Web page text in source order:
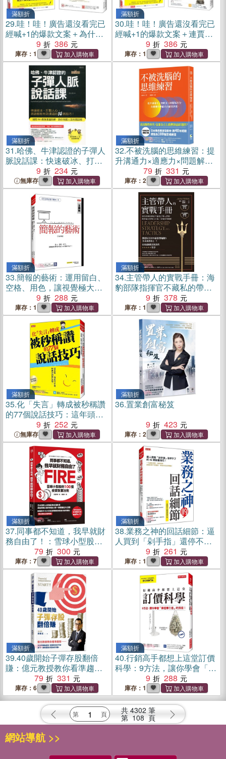
滿額折
29.哇！哇！廣告還沒看完已
經喊+1的爆款文案＋為什麼
超級業務員都想學故事銷售
（熱銷再版）
9 386
庫存：1
滿額折
30.哇！哇！廣告還沒看完已
經喊+1的爆款文案＋連賈伯
斯都想學的非理性行銷
9 386
庫存：1
滿額折
31.哈佛、牛津認證的子彈人
脈說話課：快速破冰、打動
人心，跟誰都能有效溝通的
14個技巧！
9 234
無庫存
滿額折
32.不被洗腦的思維練習：提
升溝通力×適應力×問題解決
力，在關鍵時刻做出正確的
決策
79 331
庫存：2
滿額折
33.簡報的藝術：運用留白、
空格、用色，讓視覺極大化
的100個技巧！（復刻版）
9 288
庫存：1
滿額折
34.主管帶人的實戰手冊：海
豹部隊指揮官不藏私的帶人
智慧，教你運用領導力打造
一支精銳的團隊
9 378
庫存：1
滿額折
35.化「失言」轉成被秒稱讚
的77個說話技巧：這年頭，
說話可以直，但要記得帶點
甜！
9 252
無庫存
滿額折
36.置業創富秘笈
9
423
庫存：2
滿額折
37.同事都不知道，我早就財
務自由了！：雪球小型股的
100個投資致富法則
79 300
庫存：7
滿額折
38.業務之神的回話細節：逼
人買到「剁手指」還停不了
的46個銷售技巧！
9 261
庫存：1
滿額折
39.40歲開始子彈存股翻倍
賺：億元教授教你看準趨
勢，跟著升息循環買賣，快
速實現財富自由
79 331
庫存：6
滿額折
40.行銷高手都想上這堂訂價
科學：9方法，讓你學會「算
透賺三倍」的技術！（珍藏
版）
9 288
庫存：1
共 4302 筆
第 108 頁
網站導航 >>